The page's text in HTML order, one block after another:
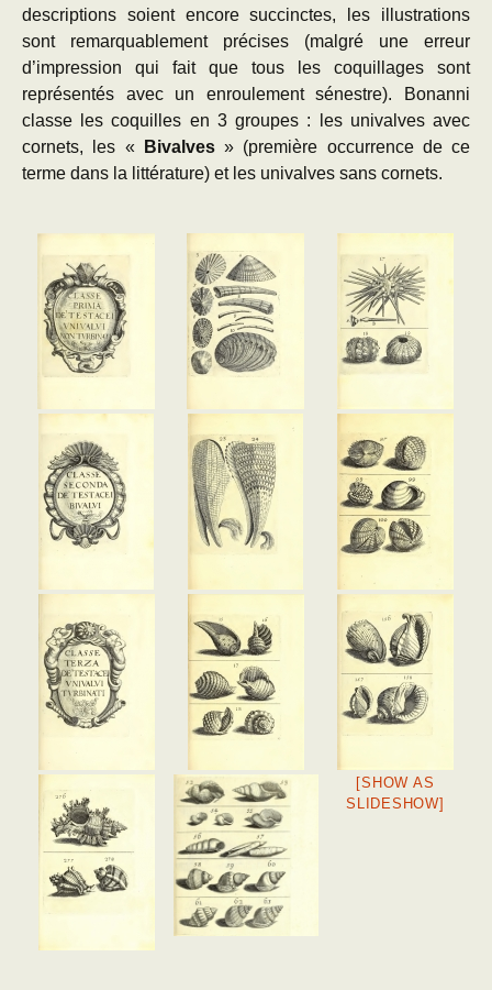
descriptions soient encore succinctes, les illustrations
sont remarquablement précises (malgré une erreur
d’impression qui fait que tous les coquillages sont
représentés avec un enroulement sénestre). Bonanni
classe les coquilles en 3 groupes : les univalves avec
cornets, les «
Bivalves» (première occurrence de ce
terme dans la littérature) et les univalves sans cornets.
[SHOW AS
SLIDESHOW]